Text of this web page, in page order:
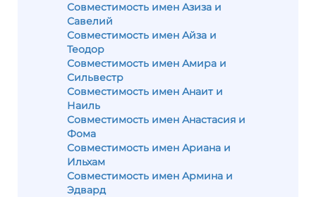
Совместимость имен Азиза и
Савелий
Совместимость имен Айза и
Теодор
Совместимость имен Амира и
Сильвестр
Совместимость имен Анаит и
Наиль
Совместимость имен Анастасия и
Фома
Совместимость имен Ариана и
Ильхам
Совместимость имен Армина и
Эдвард